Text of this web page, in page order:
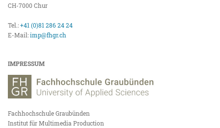
CH-7000 Chur
Tel.:+41 (0)81 286 24 24
E-Mail:imp@fhgr.ch
IMPRESSUM
Fachhochschule Graubünden
Institut für Multimedia Production